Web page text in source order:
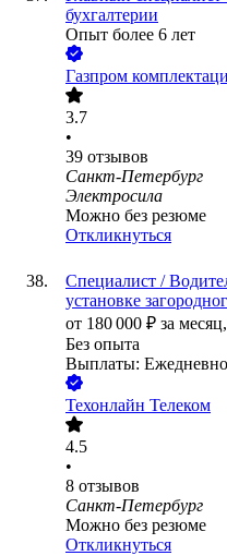
бухгалтерии
Опыт более 6 лет
Газпром
3.7
•
39 отзывов
Санкт-Петербург
Электросила
Можно без резюме
Откликнуться
Специалист /
установке
от 180 000 ₽ за месяц,
Без опыта
Выплаты: Ежедневно
Техонлайн Телеком
4.5
•
8 отзывов
Санкт-Петербург
Можно без резюме
Откликнуться